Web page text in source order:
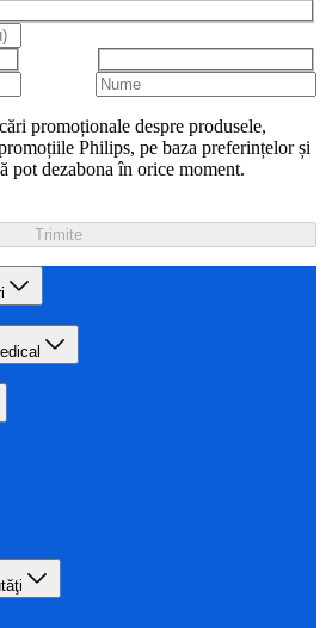
promoționale despre produsele,
Philips, pe baza preferințelor și
pot dezabona în orice moment.
Trimite